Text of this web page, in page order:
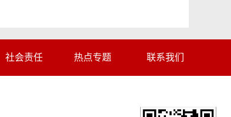
社会责任 热点专题 联系我们